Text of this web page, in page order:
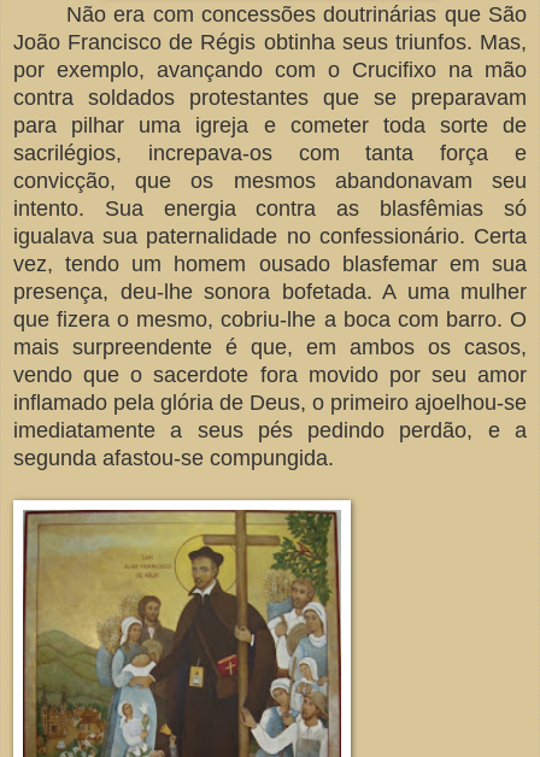
Não era com concessões doutrinárias que São
João Francisco de Régis obtinha seus triunfos. Mas,
por exemplo, avançando com o Crucifixo na mão
contra soldados protestantes que se preparavam
para pilhar uma igreja e cometer toda sorte de
sacrilégios, increpava-os com tanta força e
convicção, que os mesmos abandonavam seu
intento. Sua energia contra as blasfêmias só
igualava sua paternalidade no confessionário. Certa
vez, tendo um homem ousado blasfemar em sua
presença, deu-lhe sonora bofetada. A uma mulher
que fizera o mesmo, cobriu-lhe a boca com barro. O
mais surpreendente é que, em ambos os casos,
vendo que o sacerdote fora movido por seu amor
inflamado pela glória de Deus, o primeiro ajoelhou-se
imediatamente a seus pés pedindo perdão, e a
segunda afastou-se compungida.